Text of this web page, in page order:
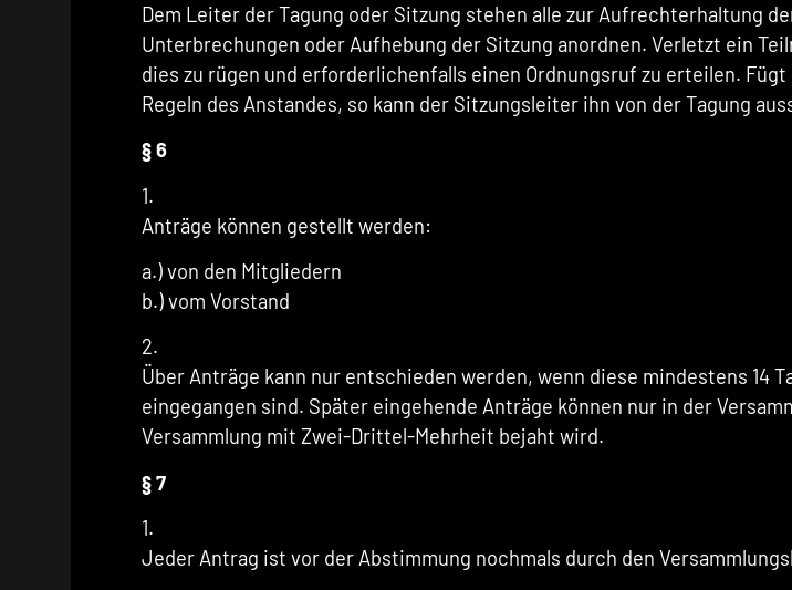
Dem Leiter der Tagung oder Sitzung stehen alle zur Aufrechterhaltung
Unterbrechungen oder Aufhebung der Sitzung anordnen. Verletzt ein
dies zu rügen und erforderlichenfalls einen Ordnungsruf zu erteilen.
Regeln des Anstandes, so kann der Sitzungsleiter ihn von der Tagung
§ 6
1.
Anträge können gestellt werden:
a.) von den Mitgliedern
b.) vom Vorstand
2.
Über Anträge kann nur entschieden werden, wenn diese mindestens 14
eingegangen sind. Später eingehende Anträge können nur in der
Versammlung mit Zwei-Drittel-Mehrheit bejaht wird.
§ 7
1.
Jeder Antrag ist vor der Abstimmung nochmals durch den